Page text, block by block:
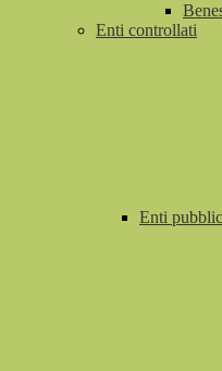
Enti controllati
Enti